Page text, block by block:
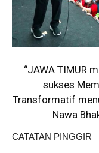
“JAWA TIMUR
sukses
Transformatif
Nawa
CATATAN PINGGIR